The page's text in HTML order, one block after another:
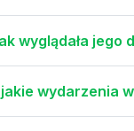
wyglądała jego
wydarzenia